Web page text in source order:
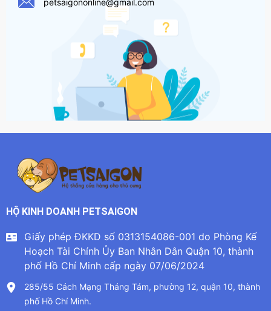
petsaigononline@gmail.com
HỘ KINH DOANH PETSAIGON
Giấy phép ĐKKD số 0313154086-001 do Phòng Kế
Hoạch Tài Chính Ủy Ban Nhân Dân Quận 10, thành
phố Hồ Chí Minh cấp ngày 07/06/2024
285/55 Cách Mạng Tháng Tám, phường 12, quận 10, thành
phố Hồ Chí Minh.